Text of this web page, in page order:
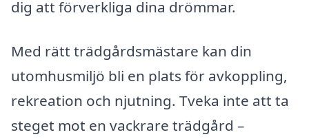
dig att förverkliga dina drömmar.
Med rätt trädgårdsmästare kan din
utomhusmiljö bli en plats för avkoppling,
rekreation och njutning. Tveka inte att ta
steget mot en vackrare trädgård –